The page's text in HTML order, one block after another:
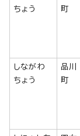
ちょう
町
しながわ
ちょう
品川
町